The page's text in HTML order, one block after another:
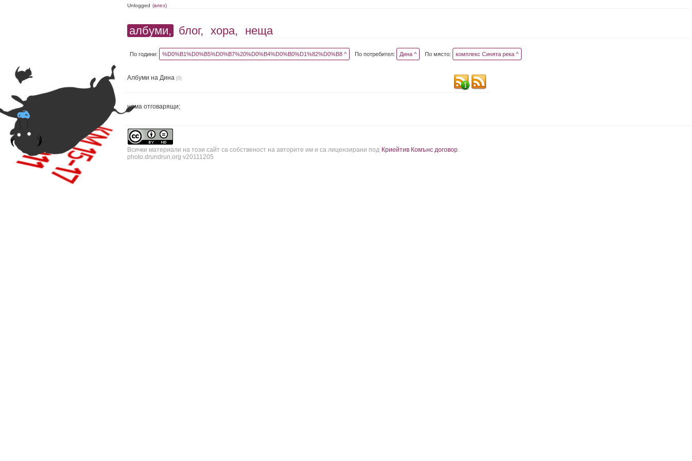
Unlogged (влез)
албуми, блог, хора, неща
По години: %D0%B1%D0%B5%D0%B7%20%D0%B4%D0%B0%D1%82%D0%B8 ^ По потребител: Дина ^ По място: комплекс Синята река ^
Албуми на Дина (0)
няма отговарящи;
Всички материали на този сайт са собственост на авторите им и са лицензирани под Криейтив Комънс договор.
photo.drundrun.org v20111205